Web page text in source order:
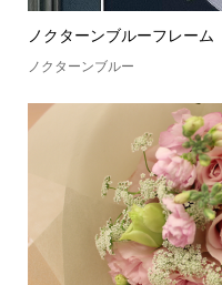
ノクターンブルーフレーム
ノクターンブルー